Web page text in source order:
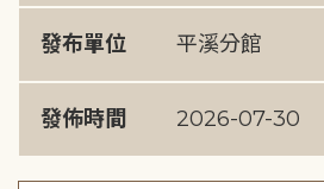
發布單位 平溪分館
發佈時間 2026-07-30